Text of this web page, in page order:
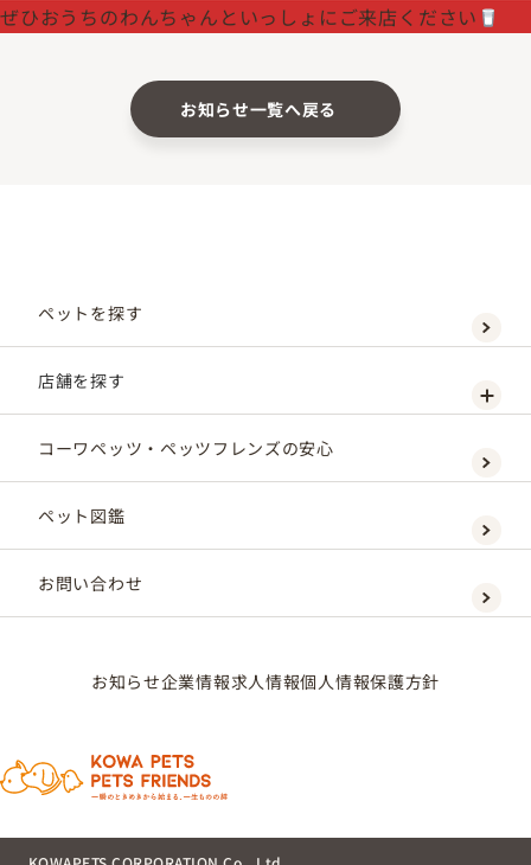
ぜひおうちのわんちゃんといっしょにご来店ください
お知らせ一覧へ戻る
ペットを探す
店舗を探す
コーワペッツ・ペッツフレンズの安心
ペット図鑑
お問い合わせ
お知らせ企業情報求人情報個人情報保護方針